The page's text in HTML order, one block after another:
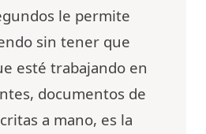
le permite
sin tener que
esté trabajando en
documentos de
a mano, es la